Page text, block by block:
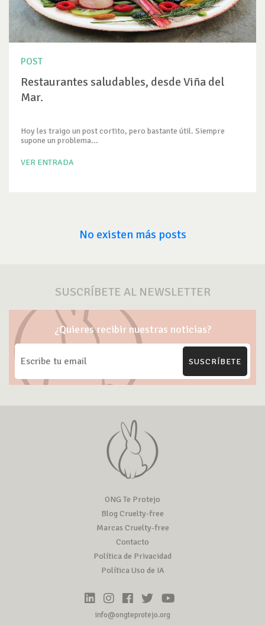
POST
Restaurantes saludables, desde Viña del
Mar.
Hoy les traigo un post cortito, pero bastante útil. Siempre
supone un problema...
VER ENTRADA
No existen más posts
SUSCRÍBETE AL NEWSLETTER
¿Quieres recibir nuestras noticias?
SUSCRÍBETE
ONG Te Protejo
Blog Cruelty-free
Marcas Cruelty-free
Contacto
Política de Privacidad
Política Uso de IA
info@ongteprotejo.org